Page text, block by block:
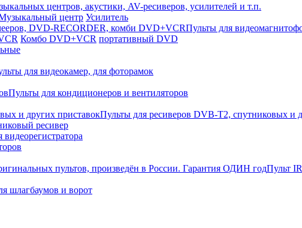
центров, акустики, AV-ресиверов, усилителей и т.п.
центр Усилитель
Пульты для
Комбо DVD+VCR портативный DVD
для видеокамер, для фоторамок
Пульты для кондиционеров и вентиляторов
Пульты для ресиверов DVB-T2, спутниковых и
ресивер
Пульт
шлагбаумов и ворот